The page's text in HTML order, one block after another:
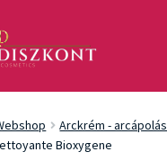
Arckrém - arcápolás
Bioxygene